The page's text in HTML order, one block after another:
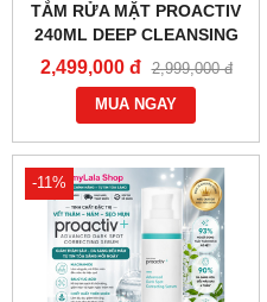
TẮM RỬA MẶT PROACTIV
240ML DEEP CLEANSING
WASH 2IN1 FACE BODY TRỊ
MỤN TRẮNG DA -
0858193968 - 0944193968 -
AMYLALASHOP.COM -
2,499,000 đ 2,999,000 đ
MUA NGAY
-11%